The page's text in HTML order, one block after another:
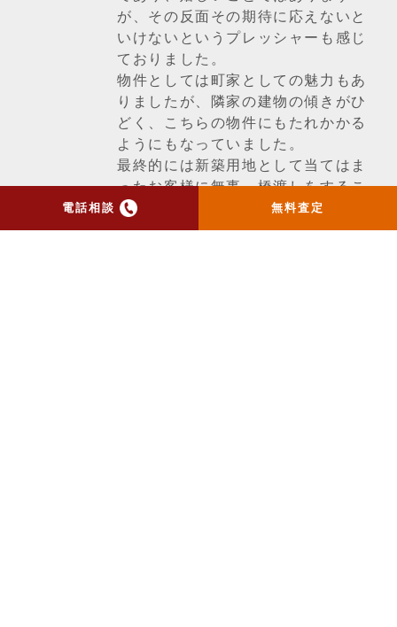
電話相談 無料査定
が、その反面その期待に応えないと
いけないというプレッシャーも感じ
ておりました。
物件としては町家としての魅力もあ
りましたが、隣家の建物の傾きがひ
どく、こちらの物件にもたれかかる
ようにもなっていました。
最終的には新築用地として当てはま
ったお客様に無事、橋渡しをするこ
とができ良かったです。